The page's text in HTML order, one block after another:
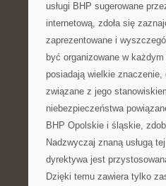
usługi BHP sugerowane
internetową, zdoła się
zaprezentowane i
być organizowane w
posiadają wielkie
związane z jego
niebezpieczeństwa
BHP Opolskie i śląskie,
Nadzwyczaj znaną usługą
dyrektywa jest
Dzięki temu zawiera tylko